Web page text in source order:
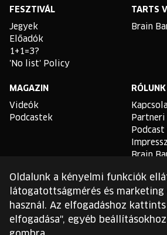
FESZTIVÁL
Jegyek
Előadók
1+1=3?
'No list' Policy
TARTS
Brain
MAGAZIN
Videók
Podcastek
RÓLUNK
Brain
TLDR
Általános Szerződési
Feltételek
Sütikezelési Szabályzat
Oldalunk a kényelmi funkciók
látogatottságmérés és
használ. Az elfogadáshoz kattints
elfogadása", egyéb